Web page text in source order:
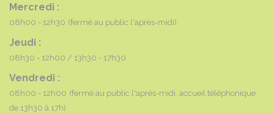
Mercredi :
08h00 - 12h30 (fermé au public l'après-midi)
Jeudi :
08h30 - 12h00 13h30 - 17h30
Vendredi :
08h00 - 12h00 (fermé au public l'après-midi, accueil téléphonique
de 13h30 à 17h)